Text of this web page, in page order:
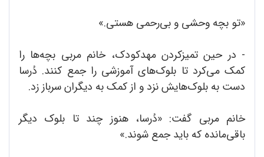
«تو بچه وحشی و بی‌رحمی هستی.»
- در حین تمیزکردن مهدکودک، خانم مربی بچه‌ها را
کمک می‌کرد تا بلوک‌های آموزشی را جمع کنند. دُرسا
دست به بلوک‌هایش نزد و از کمک به دیگران سرباز زد.
خانم مربی گفت: «دُرسا، هنوز چند تا بلوک دیگر
باقی‌مانده که باید جمع شوند.»